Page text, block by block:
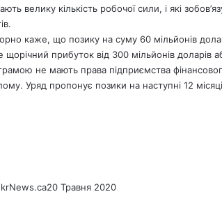
велику кількість робочої сили, і які
каже, що позику на суму 60 мільйонів
щорічний прибуток від 300 мільйонів доларів
не мають права підприємства
Уряд пропонує позики на наступні 12
20 Травня 2020